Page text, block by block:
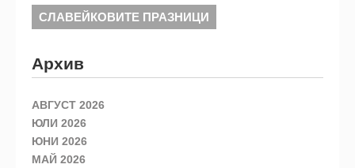
СЛАВЕЙКОВИТЕ ПРАЗНИЦИ
Архив
АВГУСТ 2026
ЮЛИ 2026
ЮНИ 2026
МАЙ 2026